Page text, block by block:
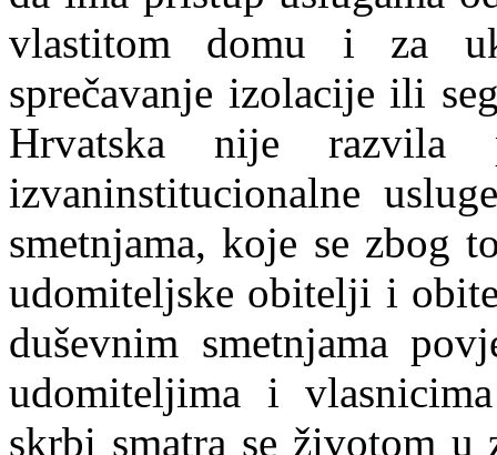
vlastitom domu i za
sprečavanje izolacije ili
Hrvatska nije razvila
izvaninstitucionalne
smetnjama, koje se zbog
udomiteljske obitelji i
duševnim smetnjama
udomiteljima i
skrbi smatra se životom